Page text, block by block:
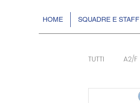
HOME SQUADRE E STAFF
TUTTI A2/F